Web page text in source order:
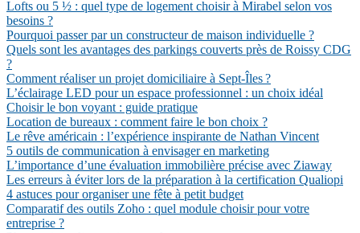
Lofts ou 5 ½ : quel type de logement choisir à Mirabel selon vos
besoins ?
Pourquoi passer par un constructeur de maison individuelle ?
Quels sont les avantages des parkings couverts près de Roissy CDG
?
Comment réaliser un projet domiciliaire à Sept-Îles ?
L’éclairage LED pour un espace professionnel : un choix idéal
Choisir le bon voyant : guide pratique
Location de bureaux : comment faire le bon choix ?
Le rêve américain : l’expérience inspirante de Nathan Vincent
5 outils de communication à envisager en marketing
L’importance d’une évaluation immobilière précise avec Ziaway
Les erreurs à éviter lors de la préparation à la certification Qualiopi
4 astuces pour organiser une fête à petit budget
Comparatif des outils Zoho : quel module choisir pour votre
entreprise ?